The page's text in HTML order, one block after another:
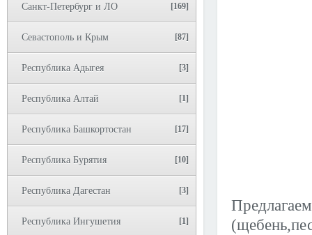
Санкт-Петербург и ЛО [169]
Севастополь и Крым [87]
Республика Адыгея [3]
Республика Алтай [1]
Республика Башкортостан [17]
Республика Бурятия [10]
Республика Дагестан [3]
Республика Ингушетия [1]